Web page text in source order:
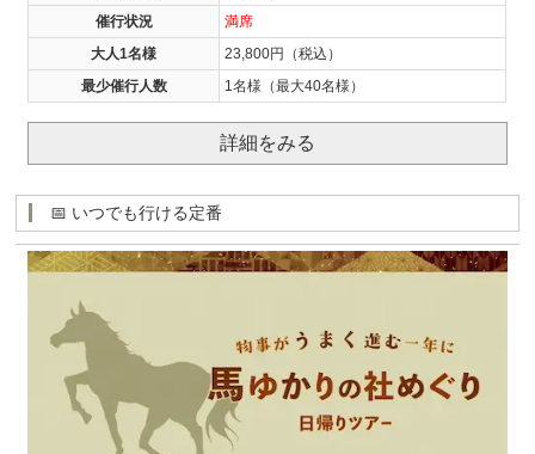
催行状況
満席
大人1名様
23,800円（税込）
最少催行人数
1名様（最大40名様）
詳細をみる
📅 いつでも行ける定番